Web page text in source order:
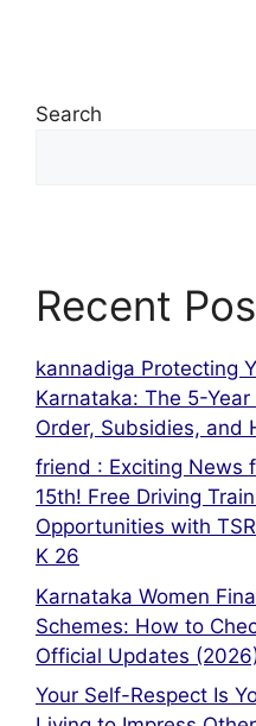
Search
Recent
kannadiga Protecting
Karnataka: The 5-
Order, Subsidies, and
friend : Exciting News
15th! Free Driving
Opportunities with
K 26
Karnataka Women
Schemes: How to
Official Updates
Your Self-Respect Is